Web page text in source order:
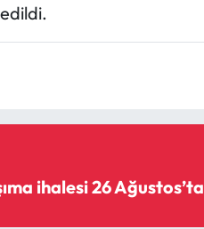
ihalesi 26 Ağustos’ta